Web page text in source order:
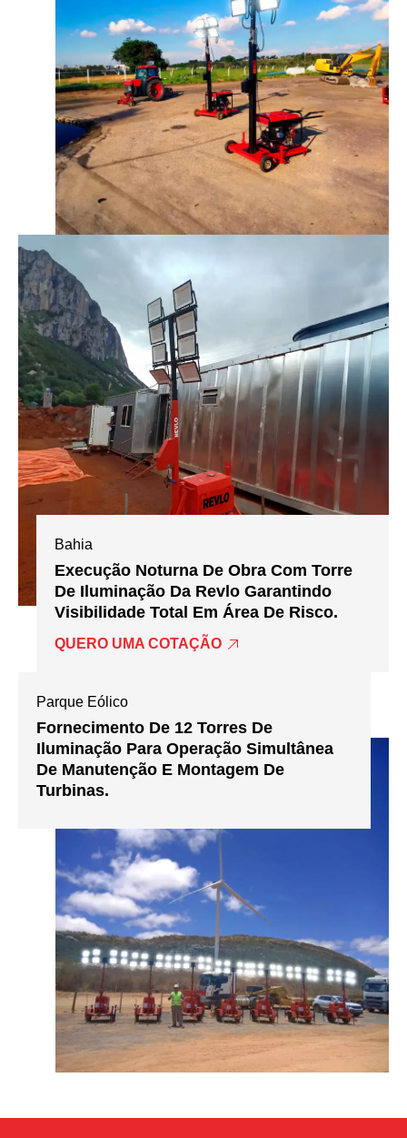
Bahia
Execução Noturna De Obra Com Torre
De Iluminação Da Revlo Garantindo
Visibilidade Total Em Área De Risco.
QUERO UMA COTAÇÃO
Parque Eólico
Fornecimento De 12 Torres De
Iluminação Para Operação Simultânea
De Manutenção E Montagem De
Turbinas.